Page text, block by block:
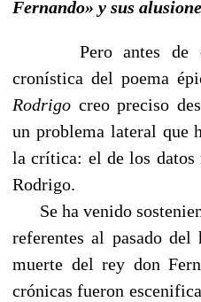
Fernando» y sus
Pero antes de
cronística del poema
Rodrigo creo preciso
un problema lateral que
la crítica: el de los datos
Rodrigo.
Se ha venido
referentes al pasado
muerte del rey don
crónicas fueron